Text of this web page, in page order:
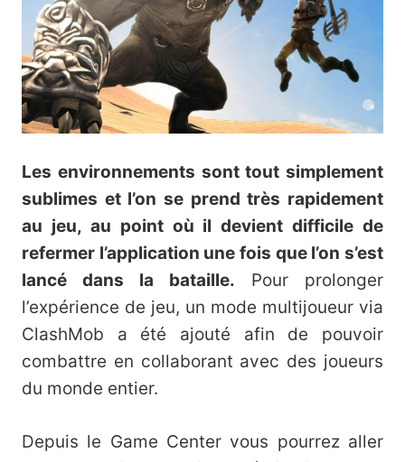
Les environnements sont tout simplement
sublimes et l’on se prend très rapidement
au jeu, au point où il devient difficile de
refermer l’application une fois que l’on s’est
lancé dans la bataille. Pour prolonger
l’expérience de jeu, un mode multijoueur via
ClashMob a été ajouté afin de pouvoir
combattre en collaborant avec des joueurs
du monde entier.
Depuis le Game Center vous pourrez aller